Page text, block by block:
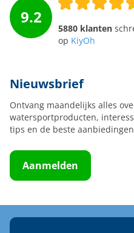
9.2
5880 klanten
op KiyOh
Nieuwsbrief
Ontvang maandelijks alles
watersportproducten,
tips en de beste
Aanmelden